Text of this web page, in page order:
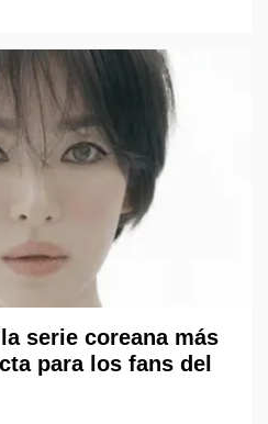
serie coreana más
para los fans del